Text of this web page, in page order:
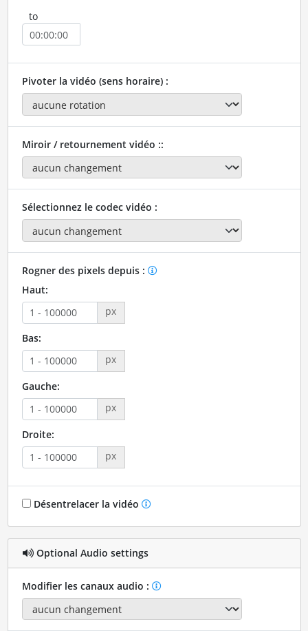
to
Pivoter la vidéo (sens horaire) :
Miroir / retournement vidéo ::
Sélectionnez le codec vidéo :
Rogner des pixels depuis :
Haut:
px
Bas:
px
Gauche:
px
Droite:
px
Désentrelacer la vidéo
Optional Audio settings
Modifier les canaux audio :